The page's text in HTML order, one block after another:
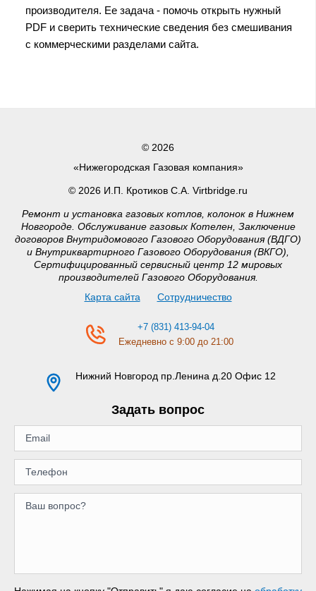
производителя. Ее задача - помочь открыть нужный
PDF и сверить технические сведения без смешивания
с коммерческими разделами сайта.
© 2026
«Нижегородская Газовая компания»
© 2026 И.П. Кротиков С.А. Virtbridge.ru
Ремонт и установка газовых котлов, колонок в Нижнем
Новгороде. Обслуживание газовых Котелен, Заключение
договоров Внутридомового Газового Оборудования (ВДГО)
и Внутриквартирного Газового Оборудования (ВКГО),
Сертифицированный сервисный центр 12 мировых
производителей Газового Оборудования.
Карта сайта
Сотрудничество
+7 (831) 413-94-04
Ежедневно с 9:00 до 21:00
Нижний Новгород пр.Ленина д.20 Офис 12
Задать вопрос